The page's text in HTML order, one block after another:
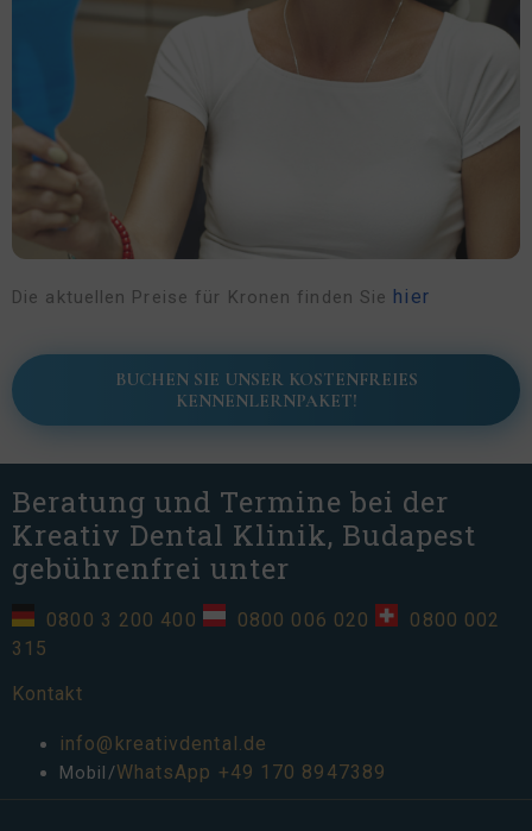
Die aktuellen Preise für Kronen finden Sie hier
BUCHEN SIE UNSER KOSTENFREIES
KENNENLERNPAKET!
Beratung und Termine bei der
Kreativ Dental Klinik, Budapest
gebührenfrei unter
0800 3 200 400 0800 006 020
0800 002
315
Kontakt
info@kreativdental.de
Mobil/WhatsApp +49 170 8947389